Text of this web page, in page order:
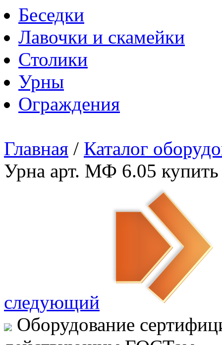
Беседки
Лавочки и скамейки
Столики
Урны
Ограждения
Главная / Каталог
Урна арт. МФ 6.05 купить
следующий
Оборудование